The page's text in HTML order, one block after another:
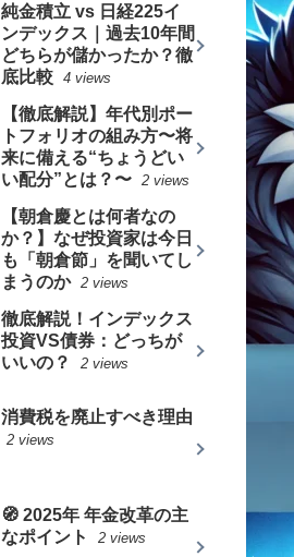
純金積立 vs 日経225イ
ンデックス｜過去10年間
どちらが儲かったか？徹
底比較 4 views
【徹底解説】年代別ポー
トフォリオの組み方〜将
来に備える“ちょうどい
い配分”とは？〜 2 views
【朝倉慶とは何者なの
か？】なぜ投資家は今日
も「朝倉節」を聞いてし
まうのか 2 views
徹底解説！インデックス
投資VS債券：どっちが
いいの？
2 views
消費税を廃止すべき理由
2 views
🧭 2025年 年金改革の主
なポイント
2 views